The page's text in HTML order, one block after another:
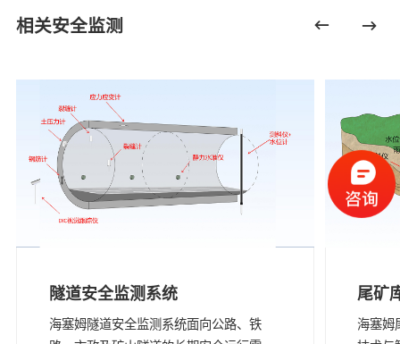
相关安全监测
隧道安全监测系统
海塞姆隧道安全监测系统面向公路、铁
尾矿
海塞姆